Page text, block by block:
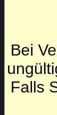
Bei
Falls